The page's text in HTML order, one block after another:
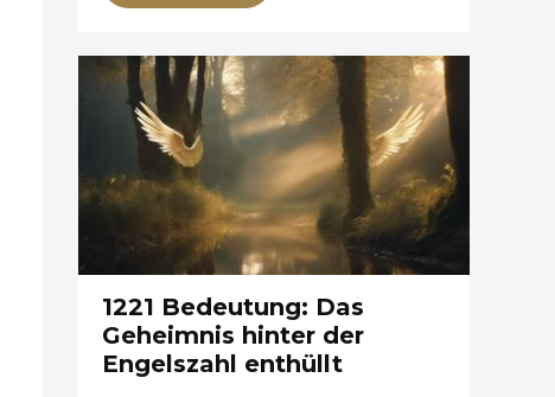
1221 Bedeutung: Das
Geheimnis hinter der
Engelszahl enthüllt